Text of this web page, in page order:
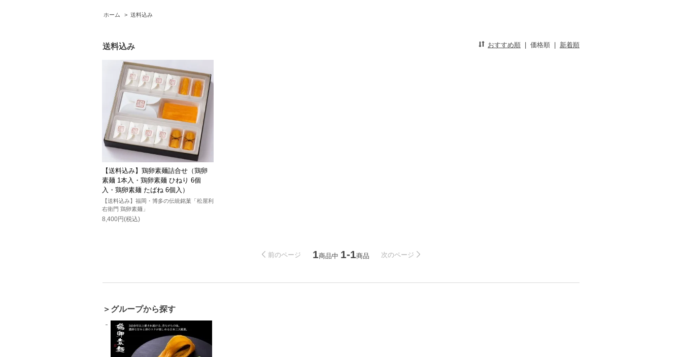
ホーム > 送料込み
送料込み おすすめ順 価格順 新着順
【送料込み】鶏卵素麺詰合せ（鶏卵
素麺 1本入・鶏卵素麺 ひねり 6個
入・鶏卵素麺 たばね 6個入）
【送料込み】福岡・博多の伝統銘菓「松屋利
右衛門 鶏卵素麺」
8,400円(税込)
前のページ 1商品中 1-1商品 次のページ
＞グループから探す